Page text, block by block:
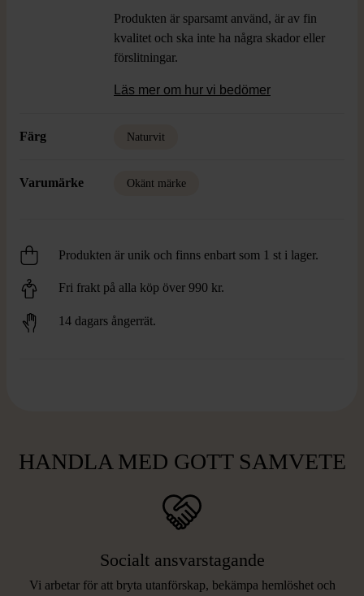
Produkten är sparsamt använd, är av fin
kvalitet och ska inte ha några skador eller
förslitningar.
Läs mer om hur vi bedömer
Färg Naturvit
Varumärke Okänt märke
Produkten är unik och finns enbart som 1 st i lager.
Fri frakt på alla köp över 990 kr.
14 dagars ångerrät.
HANDLA MED GOTT SAMVETE
Socialt ansvarstagande
Vi arbetar för att bryta utanförskap, bekämpa hemlöshet och